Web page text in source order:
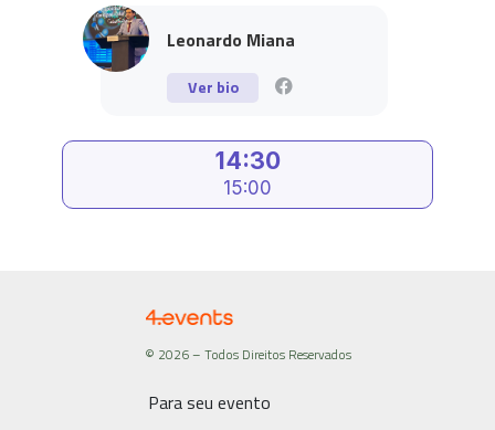
14:30
15:00
Leonardo Miana
Ver bio
© 2026 – Todos Direitos Reservados
Para seu evento